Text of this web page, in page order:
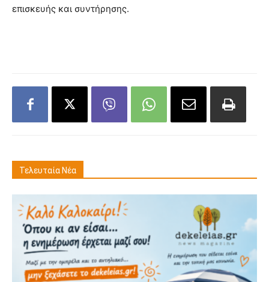
επισκευής και συντήρησης.
Τελευταία Νέα